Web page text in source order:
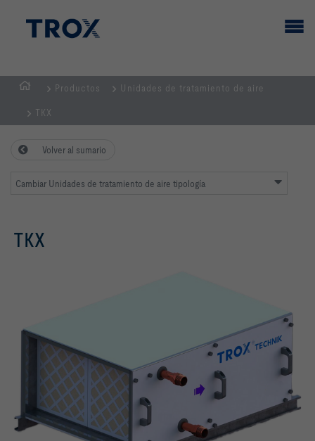
PRINCIPAL
Productos Unidades de tratamiento de aire
TKX
Volver al sumario
Cambiar Unidades de tratamiento de aire tipología
TKX